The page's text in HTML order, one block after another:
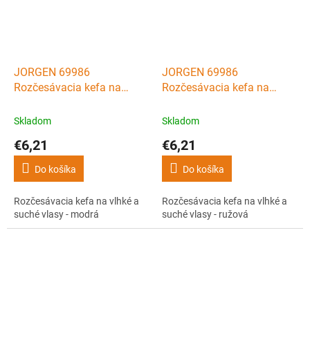
JORGEN 69986
Rozčesávacia kefa na
modrá
Skladom
€6,21
Do košíka
Rozčesávacia kefa na vlhké a
suché vlasy - modrá
JORGEN 69986
Rozčesávacia kefa na
ružová
Skladom
€6,21
Do košíka
Rozčesávacia kefa na vlhké a
suché vlasy - ružová